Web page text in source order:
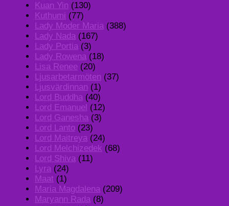
Kuan Yin (130)
Kuthumi (77)
Lady Moder Maria (388)
Lady Nada (167)
Lady Portia (3)
Lady Rowena (18)
Lisa Renee (20)
Ljusarbetarmöten (37)
Ljusvärdinnan (1)
Lord Buddha (40)
Lord Emanuel (12)
Lord Ganesha (3)
Lord Lanto (23)
Lord Maitreya (24)
Lord Melchizedek (68)
Lord Shiva (11)
Lyra (24)
Maat (1)
Maria Magdalena (209)
Maryann Rada (8)